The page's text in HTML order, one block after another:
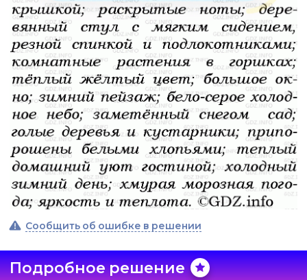
Сообщить об ошибке в решении
Подробное решение